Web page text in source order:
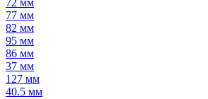
72 мм
77 мм
82 мм
95 мм
86 мм
37 мм
127 мм
40.5 мм